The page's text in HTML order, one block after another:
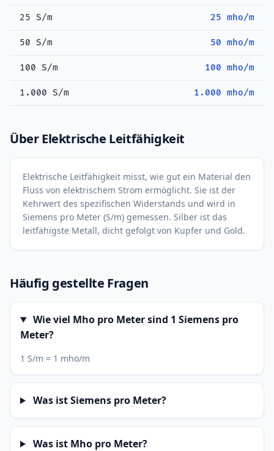
25 S/m 25 mho/m
50 S/m 50 mho/m
100 S/m 100 mho/m
1.000 S/m 1.000 mho/m
Über Elektrische Leitfähigkeit
Elektrische Leitfähigkeit misst, wie gut ein Material den
Fluss von elektrischem Strom ermöglicht. Sie ist der
Kehrwert des spezifischen Widerstands und wird in
Siemens pro Meter (S/m) gemessen. Silber ist das
leitfähigste Metall, dicht gefolgt von Kupfer und Gold.
Häufig gestellte Fragen
Wie viel Mho pro Meter sind 1 Siemens pro
Meter?
1 S/m = 1 mho/m
Was ist Siemens pro Meter?
Was ist Mho pro Meter?